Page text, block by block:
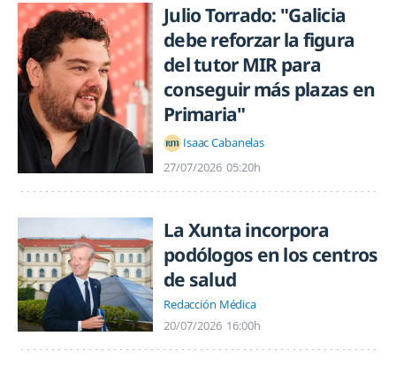
Julio Torrado: "Galicia
debe reforzar la figura
del tutor MIR para
conseguir más plazas en
Primaria"
Isaac Cabanelas
27/07/2026 05:20h
La Xunta incorpora
podólogos en los centros
de salud
Redacción Médica
20/07/2026 16:00h